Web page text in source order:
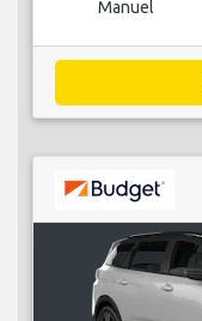
Manuel